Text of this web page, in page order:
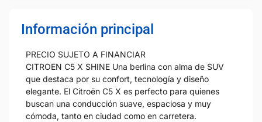
Información principal
PRECIO SUJETO A FINANCIAR
CITROEN C5 X SHINE Una berlina con alma de SUV
que destaca por su confort, tecnología y diseño
elegante. El Citroën C5 X es perfecto para quienes
buscan una conducción suave, espaciosa y muy
cómoda, tanto en ciudad como en carretera.